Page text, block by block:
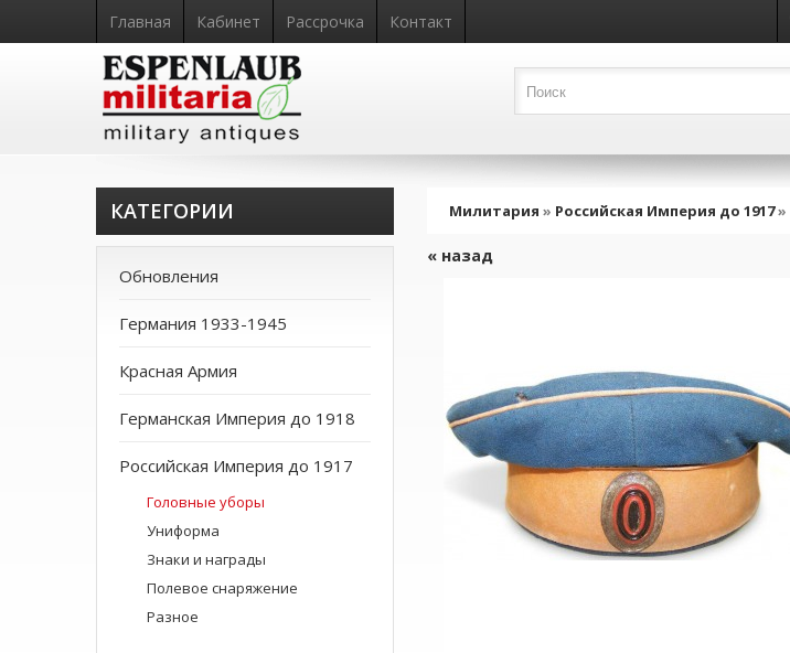
Главная Кабинет Рассрочка Контакт
Милитария » Российская Империя до 1917»
« назад
КАТЕГОРИИ
Обновления
Германия 1933-1945
Красная Армия
Германская Империя до 1918
Российская Империя до 1917
Головные уборы
Униформа
Знаки и награды
Полевое снаряжение
Разное